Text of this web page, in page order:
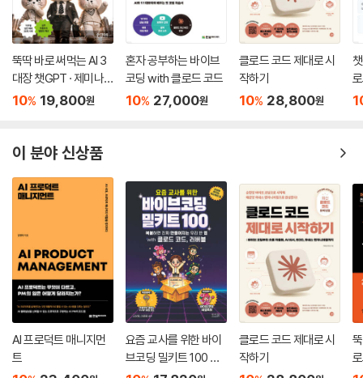
뚝딱 바로 써먹는 AI 3
대장 챗GPT · 제미나
이 · 클로드
10% 19,800원
혼자 공부하는 바이브
코딩 with 클로드 코드
10% 27,000원
클로드 코드 제대로 시
작하기
10% 28,800원
AI
이 분야 신상품
AI 프로덕트 매니지먼
트
요즘 교사를 위한 바이
브코딩 밀키트 100 wit
클로드 코드 제대로 시
작하기